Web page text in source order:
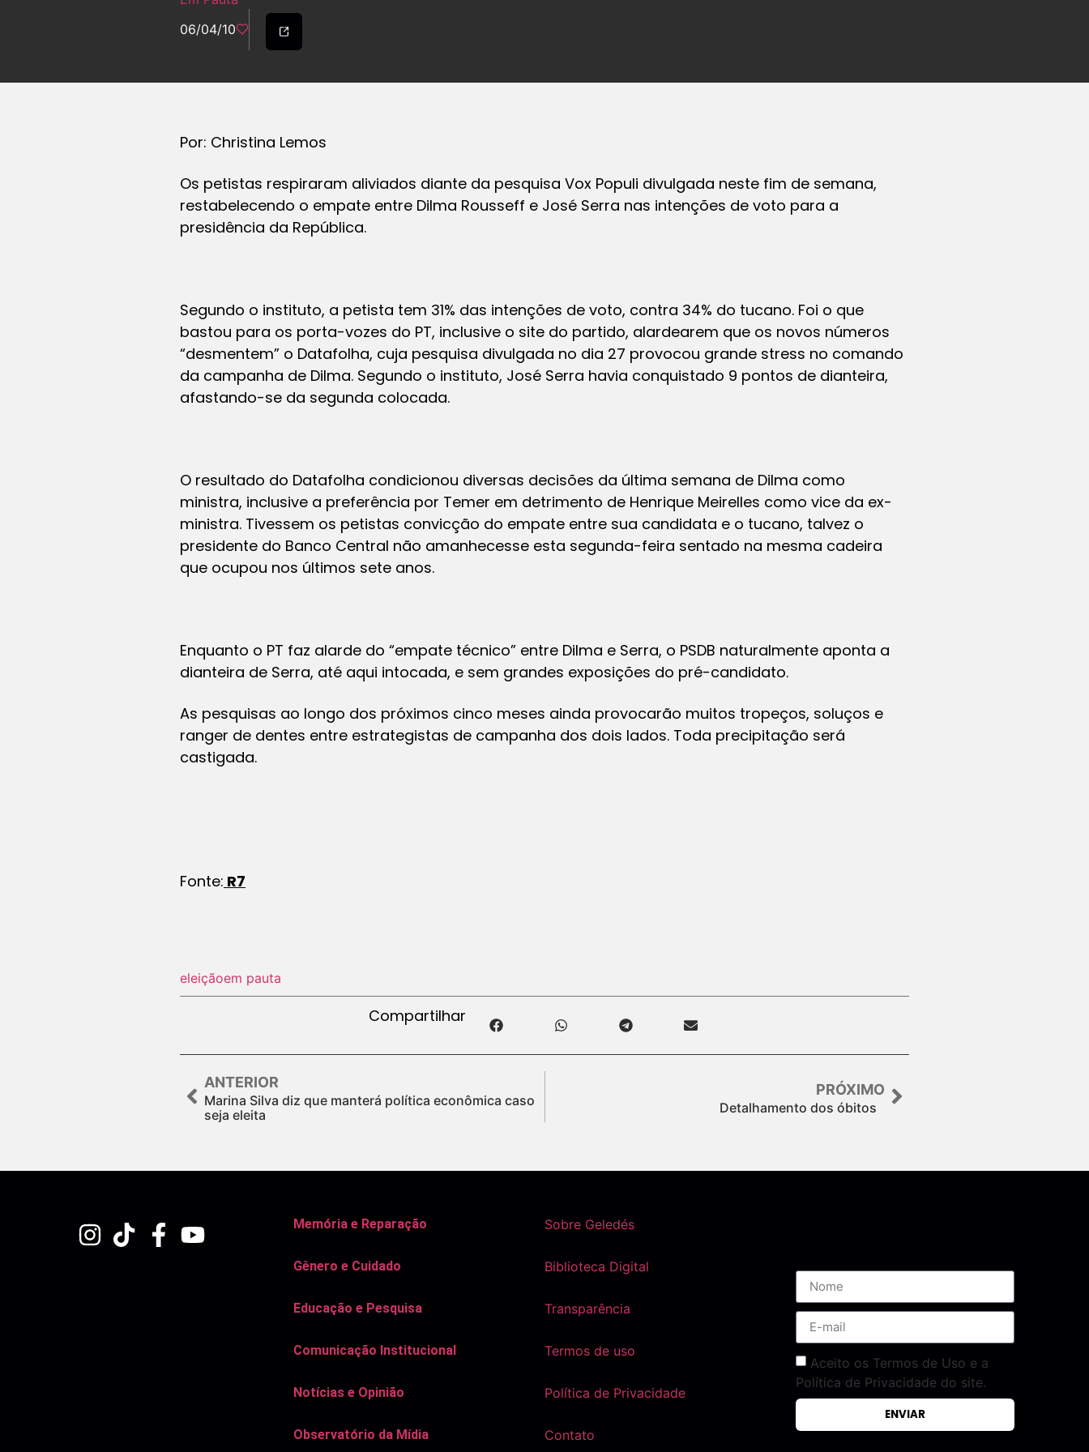
06/04/10
Por: Christina Lemos
Os petistas respiraram aliviados diante da pesquisa Vox Populi divulgada neste fim de semana,
restabelecendo o empate entre Dilma Rousseff e José Serra nas intenções de voto para a
presidência da República.
Segundo o instituto, a petista tem 31% das intenções de voto, contra 34% do tucano. Foi o que
bastou para os porta-vozes do PT, inclusive o site do partido, alardearem que os novos números
“desmentem” o Datafolha, cuja pesquisa divulgada no dia 27 provocou grande stress no comando
da campanha de Dilma. Segundo o instituto, José Serra havia conquistado 9 pontos de dianteira,
afastando-se da segunda colocada.
O resultado do Datafolha condicionou diversas decisões da última semana de Dilma como
ministra, inclusive a preferência por Temer em detrimento de Henrique Meirelles como vice da ex-
ministra. Tivessem os petistas convicção do empate entre sua candidata e o tucano, talvez o
presidente do Banco Central não amanhecesse esta segunda-feira sentado na mesma cadeira
que ocupou nos últimos sete anos.
Enquanto o PT faz alarde do “empate técnico” entre Dilma e Serra, o PSDB naturalmente aponta a
dianteira de Serra, até aqui intocada, e sem grandes exposições do pré-candidato.
As pesquisas ao longo dos próximos cinco meses ainda provocarão muitos tropeços, soluços e
ranger de dentes entre estrategistas de campanha dos dois lados. Toda precipitação será
castigada.
Fonte: R7
eleiçãoem pauta
Compartilhar
ANTERIOR
Marina Silva diz que manterá política econômica caso
seja eleita
PRÓXIMO
Detalhamento dos óbitos
Memória e Reparação
Gênero e Cuidado
Educação e Pesquisa
Comunicação Institucional
Notícias e Opinião
Observatório da Mídia
Sobre Geledés
Biblioteca Digital
Transparência
Termos de uso
Política de Privacidade
Contato
Aceito os Termos de Uso e a
Política de Privacidade do site.
ENVIAR